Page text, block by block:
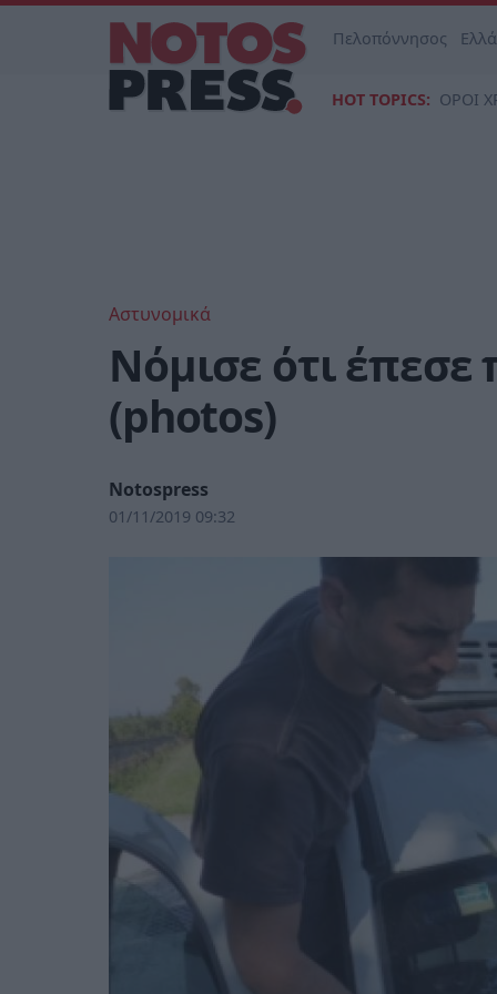
Πελοπόννησος
HOT TOPICS: ΟΡΟΙ
Αστυνομικά
Νόμισε ότι
(photos)
Notospress
01/11/2019 09:32